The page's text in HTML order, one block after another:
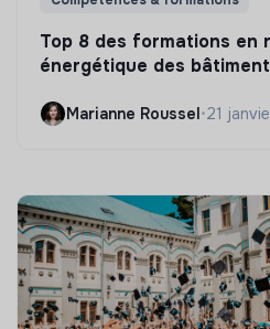
Top 8 des formations en
énergétique des
Marianne Roussel•21